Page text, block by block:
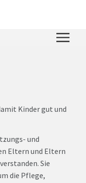
Kinder gut und
und
Eltern und Eltern
Sie
die Pflege,